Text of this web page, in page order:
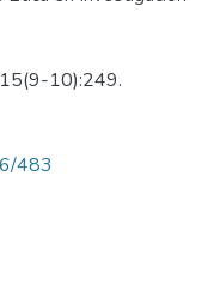
10):249.
483